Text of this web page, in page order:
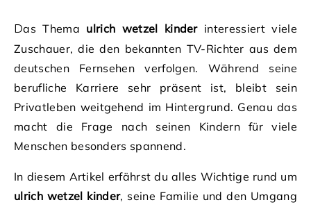
Das Thema ulrich wetzel kinderinteressiert viele
Zuschauer, die den bekannten TV-Richter aus dem
deutschen Fernsehen verfolgen. Während seine
berufliche Karriere sehr präsent ist, bleibt sein
Privatleben weitgehend im Hintergrund. Genau das
macht die Frage nach seinen Kindern für viele
Menschen besonders spannend.
In diesem Artikel erfährst du alles Wichtige rund um
ulrich wetzel kinder, seine Familie und den Umgang